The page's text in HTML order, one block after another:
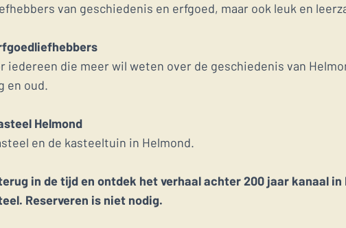
van geschiedenis en erfgoed, maar ook leuk en
iedereen die meer wil weten over de geschiedenis van
en oud.
Helmond
en de kasteeltuin in Helmond.
in de tijd en ontdek het verhaal achter 200 jaar kanaal
Reserveren is niet nodig.